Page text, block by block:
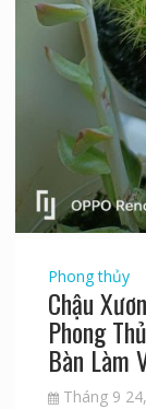
Phong thủy
Chậu
Phong
Bàn Làm
Tháng 9